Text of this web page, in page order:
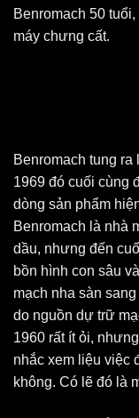
Benromach 50
máy chưng cất.
Benromach tung ra
1969 đó cuối cùng
dòng sản phẩm
Benromach là nhà
dầu, nhưng đến
bồn hình con sâu
mạch nha sàn
do nguồn dự trữ
1960 rất ít ỏi,
nhắc xem liệu việc
không. Có lẽ đó là